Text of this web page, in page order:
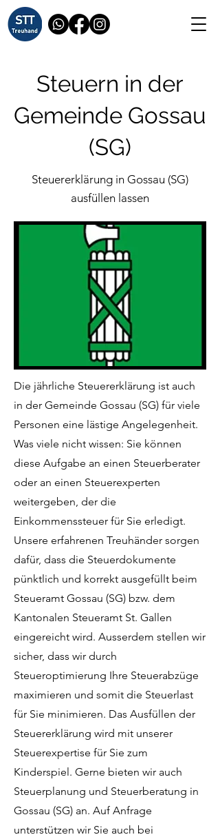
Steuern in der
Gemeinde Gossau
(SG)
Steuererklärung in Gossau (SG)
ausfüllen lassen
Die jährliche Steuererklärung ist auch
in der Gemeinde Gossau (SG) für viele
Personen eine lästige Angelegenheit.
Was viele nicht wissen: Sie können
diese Aufgabe an einen Steuerberater
oder an einen Steuerexperten
weitergeben, der die
Einkommenssteuer für Sie erledigt.
Unsere erfahrenen Treuhänder sorgen
dafür, dass die Steuerdokumente
pünktlich und korrekt ausgefüllt beim
Steueramt Gossau (SG) bzw. dem
Kantonalen Steueramt St. Gallen
eingereicht wird. Ausserdem stellen wir
sicher, dass wir durch
Steueroptimierung Ihre Steuerabzüge
maximieren und somit die Steuerlast
für Sie minimieren. Das Ausfüllen der
Steuererklärung wird mit unserer
Steuerexpertise für Sie zum
Kinderspiel. Gerne bieten wir auch
Steuerplanung und Steuerberatung in
Gossau (SG) an. Auf Anfrage
unterstützen wir Sie auch bei